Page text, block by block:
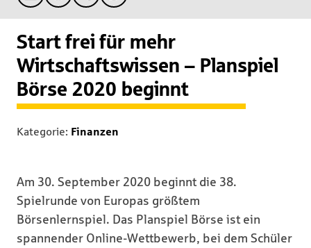
Start frei für mehr
Wirtschaftswissen – Planspiel
Börse 2020 beginnt
Kategorie: Finanzen
Am 30. September 2020 beginnt die 38.
Spielrunde von Europas größtem
Börsenlernspiel. Das Planspiel Börse ist ein
spannender Online-Wettbewerb, bei dem Schüler